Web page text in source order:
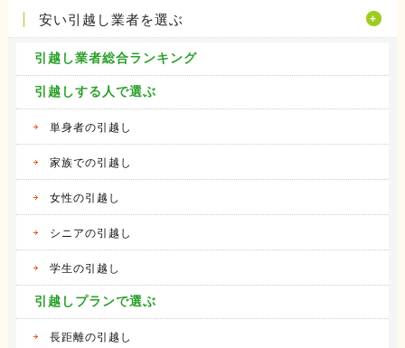
安い引越し業者を選ぶ
引越し業者総合ランキング
引越しする人で選ぶ
単身者の引越し
家族での引越し
女性の引越し
シニアの引越し
学生の引越し
引越しプランで選ぶ
長距離の引越し